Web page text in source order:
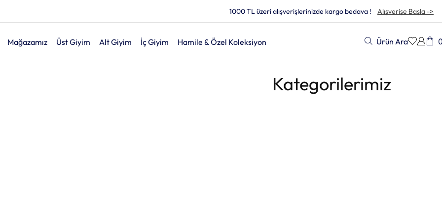
1000 TL üzeri alışverişlerinizde kargo bedava ! Alışverişe Başla ->
Mağazamız Üst Giyim Alt Giyim İç Giyim Hamile & Özel Koleksiyon Ürün Ara
Kategorilerimiz